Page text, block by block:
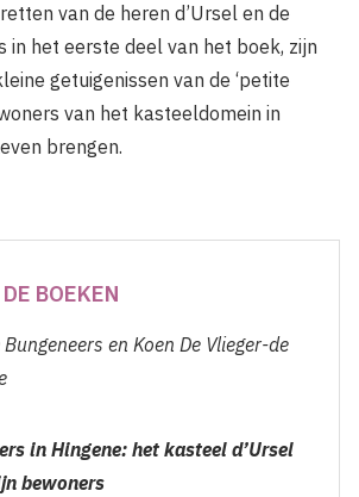
van de heren d’Ursel en de
in het eerste deel van het boek, zijn
getuigenissen van de ‘petite
van het kasteeldomein in
brengen.
BOEKEN
en Koen De Vlieger-de
in Hingene: het kasteel d’Ursel
bewoners